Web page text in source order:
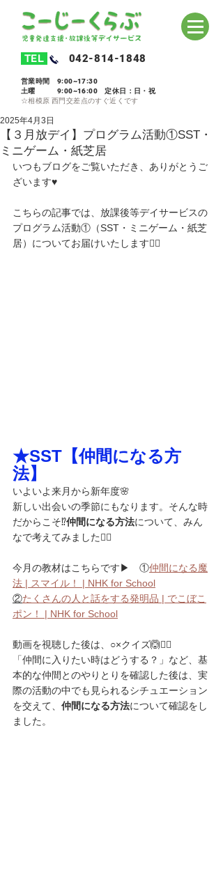
TEL 042-814-1848
営業時間 9:00~17:30
土曜 9:00~16:00 定休日：日・祝
​☆相模原 西門交差点のすぐ近くです
【３月放デイ】プログラム活動①SST・
ミニゲーム・紙芝居
2025年4月3日
いつもブログをご覧いただき、ありがとうご
ざいます♥️
こちらの記事では、放課後等デイサービスの
プログラム活動①（SST・ミニゲーム・紙芝
居）についてお届けいたします🙋‍♀️
★SST【仲間になる方
法】
いよいよ来月から新年度🌸
新しい出会いの季節にもなります。そんな時
だからこそ⁉️仲間になる方法について、みん
なで考えてみました🙋‍♀️
今月の教材はこちらです▶　①仲間になる魔
法 | スマイル！ | NHK for School
②たくさんの人と話をする発明品 | でこぼこ
ポン！ | NHK for School
動画を視聴した後は、○×クイズ🙆🙅‍♂️
「仲間に入りたい時はどうする？」など、基
本的な仲間とのやりとりを確認した後は、実
際の活動の中でも見られるシチュエーション
を交えて、 仲間になる方法について確認をし
ました。